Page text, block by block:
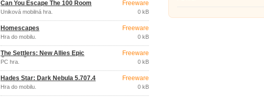
Can You Escape The 100 Room
Úniková mobilná hra.
Freeware
0 kB
Homescapes
Hra do mobilu.
Freeware
0 kB
The Settlers: New Allies Epic
Games Store
PC hra.
Freeware
0 kB
Hades Star: Dark Nebula 5.707.4
Hra do mobilu.
Freeware
0 kB